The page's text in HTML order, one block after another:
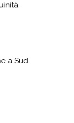
a Sud.